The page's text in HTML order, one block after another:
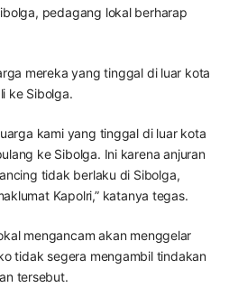
pedagang lokal berharap
mereka yang tinggal di luar kota
ke Sibolga.
kami yang tinggal di luar kota
ke Sibolga. Ini karena anjuran
tidak berlaku di Sibolga,
Kapolri,” katanya tegas.
mengancam akan menggelar
tidak segera mengambil tindakan
tersebut.